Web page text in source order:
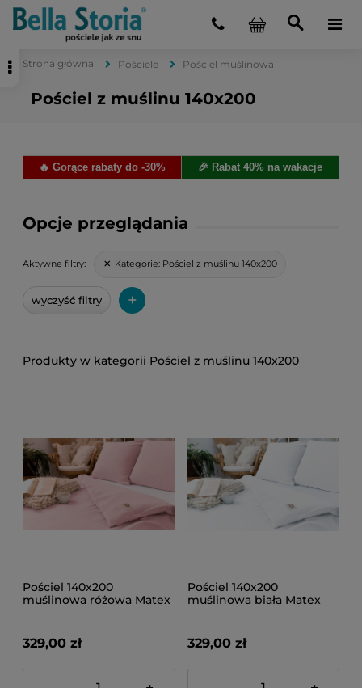
Strona główna Pościele Pościel muślinowa
Pościel z muślinu 140x200
🔥 Gorące rabaty do -30% 🎉 Rabat 40% na wakacje
Opcje przeglądania
Aktywne filtry: Kategorie: Pościel z muślinu 140x200
wyczyść filtry +
Pościel z muślinu 140x200
Pościel 140x200
muślinowa różowa Matex
329,00 zł
Pościel 140x200
muślinowa biała Matex
329,00 zł